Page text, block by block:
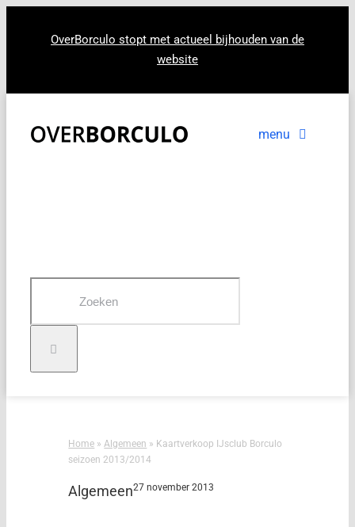
OverBorculo stopt met actueel bijhouden van de
website
menu
Home »Algemeen » Kaartverkoop IJsclub Borculo
seizoen 2013/2014
Algemeen27 november 2013